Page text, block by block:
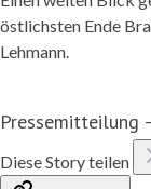
östlichsten Ende
Lehmann.
Pressemitteilung
Diese Story teilen